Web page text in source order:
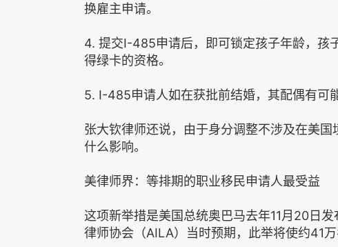
换雇主申请。
4. 提交I-485申请后，即可锁定孩子年龄，孩
得绿卡的资格。
5. I-485申请人如在获批前结婚，其配偶有可
张大钦律师还说，由于身分调整不涉及在美
什么影响。
美律师界：等排期的职业移民申请人最受益
这项新举措是美国总统奥巴马去年11月20日
律师协会（AILA）当时预期，此举将使约41万